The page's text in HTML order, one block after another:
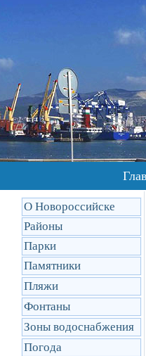
О Новороссийске
Районы
Парки
Памятники
Пляжи
Фонтаны
Зоны водоснабжения
Погода